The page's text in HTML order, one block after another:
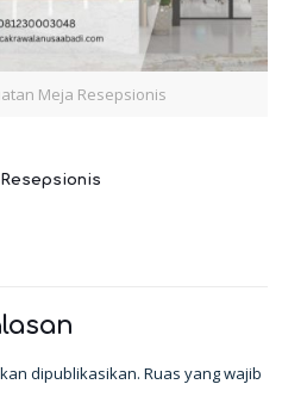
Meja Resepsionis
dipublikasikan. Ruas yang wajib